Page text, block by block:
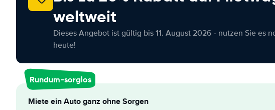
weltweit
Dieses Angebot ist gültig bis 11. August 2026 - nutzen Sie es
heute!
Rundum-sorglos
Miete ein Auto ganz ohne Sorgen